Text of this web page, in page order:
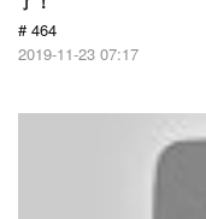
# 464
2019-11-23 07:17